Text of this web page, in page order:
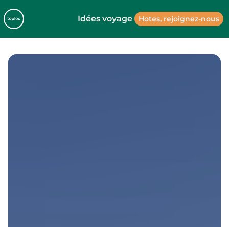
Idées voyage Hotes, rejoignez-nous